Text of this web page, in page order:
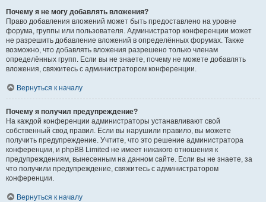
Почему я не могу добавлять вложения?
Право добавления вложений может быть предоставлено на уровне
форума, группы или пользователя. Администратор конференции может
не разрешить добавление вложений в определённых форумах. Также
возможно, что добавлять вложения разрешено только членам
определённых групп. Если вы не знаете, почему не можете добавлять
вложения, свяжитесь с администратором конференции.
Вернуться к началу
Почему я получил предупреждение?
На каждой конференции администраторы устанавливают свой
собственный свод правил. Если вы нарушили правило, вы можете
получить предупреждение. Учтите, что это решение администратора
конференции, и phpBB Limited не имеет никакого отношения к
предупреждениям, вынесенным на данном сайте. Если вы не знаете, за
что получили предупреждение, свяжитесь с администратором
конференции.
Вернуться к началу